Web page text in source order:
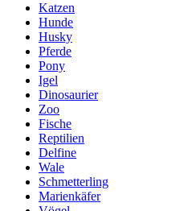
Katzen
Hunde
Husky
Pferde
Pony
Igel
Dinosaurier
Zoo
Fische
Reptilien
Delfine
Wale
Schmetterling
Marienkäfer